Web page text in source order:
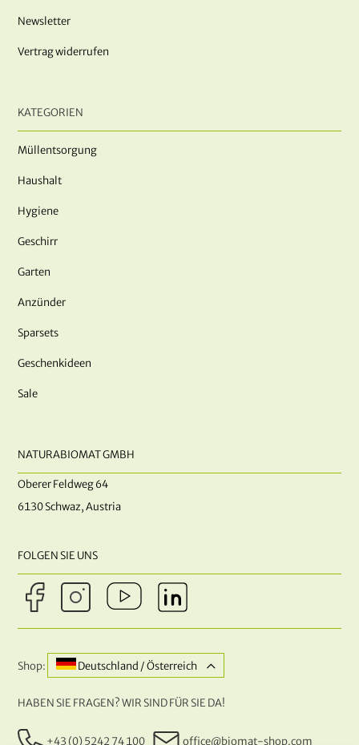
Newsletter
Vertrag widerrufen
KATEGORIEN
Müllentsorgung
Haushalt
Hygiene
Geschirr
Garten
Anzünder
Sparsets
Geschenkideen
Sale
NATURABIOMAT GMBH
Oberer Feldweg 64
6130 Schwaz, Austria
FOLGEN SIE UNS
Shop: Deutschland / Österreich
HABEN SIE FRAGEN? WIR SIND FÜR SIE DA!
+43 (0) 5242 74 100 office@biomat-shop.com